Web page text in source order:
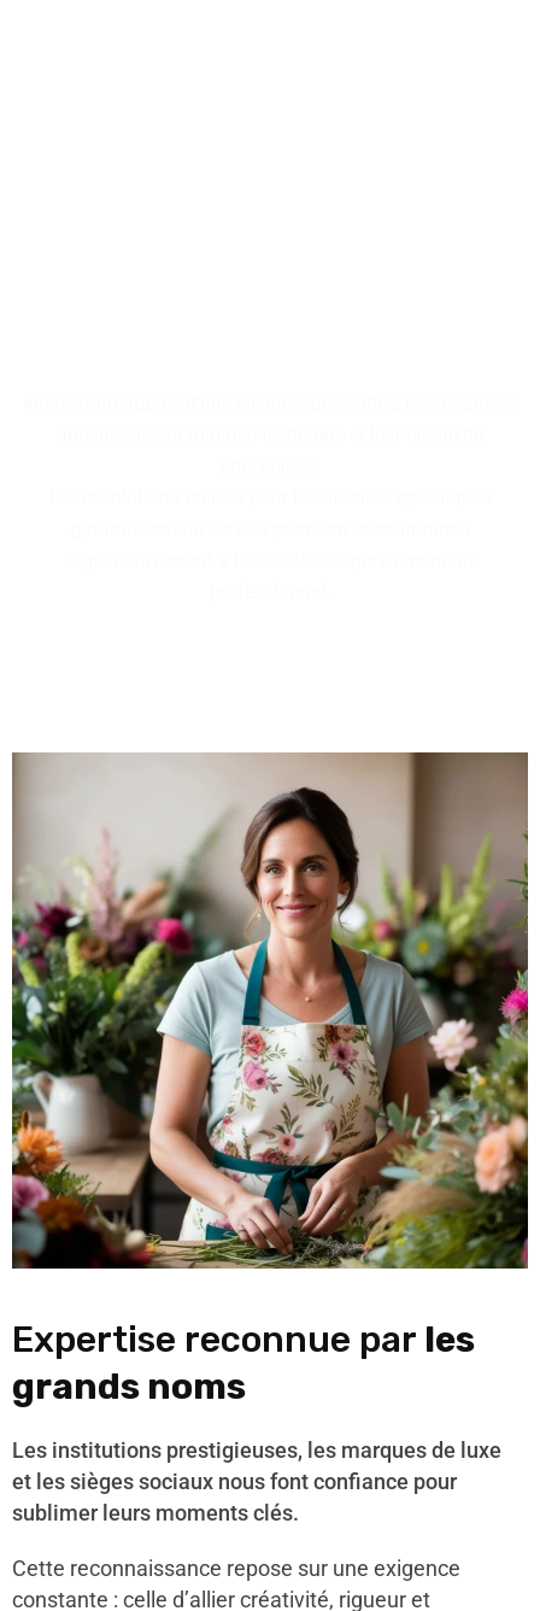
Expertise reconnue par les
grands noms
Les institutions prestigieuses, les marques de luxe
et les sièges sociaux nous font confiance pour
sublimer leurs moments clés.
Cette reconnaissance repose sur une exigence
constante : celle d’allier créativité, rigueur et